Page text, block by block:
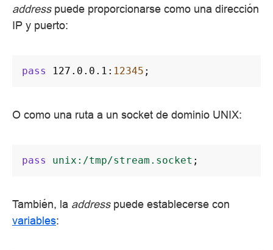
addresspuede proporcionarse como una dirección
IP y puerto:
pass 127.0.0.1 : 12345 ;
O como una ruta a un socket de dominio UNIX:
pass unix:/tmp/stream.socket ;
También, la addresspuede establecerse con
variables: